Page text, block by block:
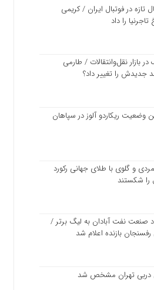
تازه در فوتبال ایران / کریمی
را داد
بازار نقل‌وانتقالات / طارمی
جدیدش را تغییر داد؟
وضعیت ریکاردو آلوز در سپاهان
و گلوی با طلای جهانی رکورد
را شکستند
صنعت نفت آبادان به لیگ برتر /
بازنده اعلام شد
دربی تهران مشخص شد